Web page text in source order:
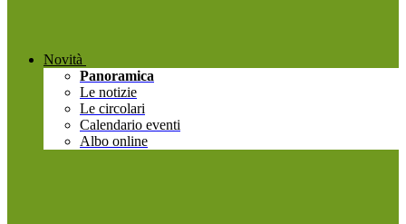
Novità
Panoramica
Le notizie
Le circolari
Calendario eventi
Albo online